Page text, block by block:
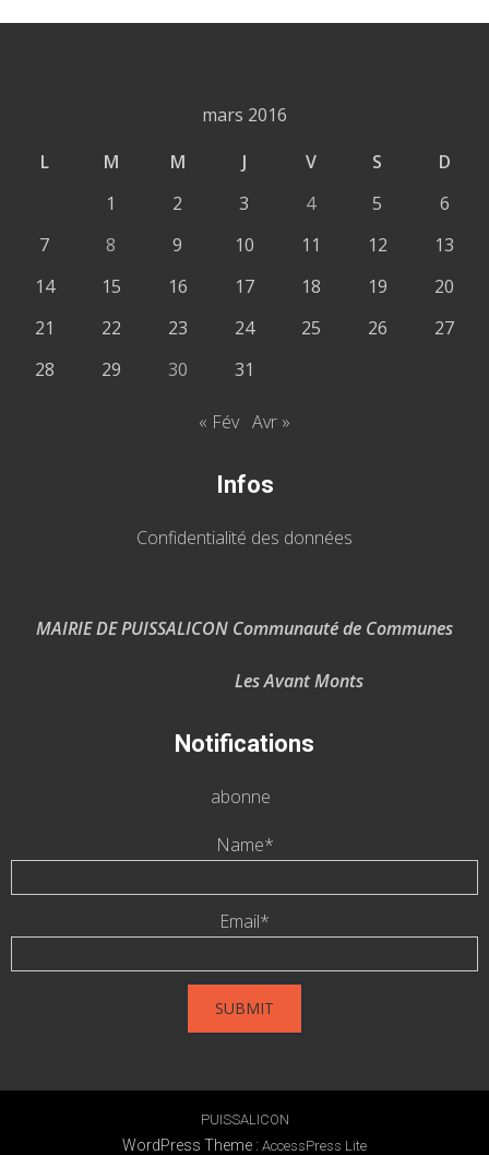
mars 2016
L
M M J V S
D
1
2 3 4 5
6
7
8 9 10 11 12
13
14
15 16 17 18 19
20
21
22 23 24 25 26
27
28
29 30 31
« Fév Avr »
Infos
Confidentialité des données
MAIRIE DE PUISSALICON Communauté de Communes
Les Avant Monts
Notifications
abonne
Name*
Email*
PUISSALICON
WordPress Theme : AccessPress Lite